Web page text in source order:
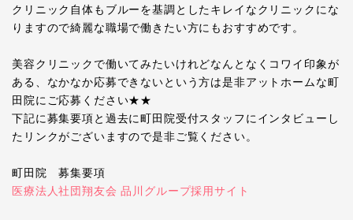
クリニック自体もブルーを基調としたキレイなクリニックにな
りますので綺麗な職場で働きたい方にもおすすめです。
美容クリニックで働いてみたいけれどなんとなくコワイ印象が
ある、なかなか応募できないという方は是非アットホームな町
田院にご応募ください★★
下記に募集要項と過去に町田院受付スタッフにインタビューし
たリンクがございますので是非ご覧ください。
町田院 募集要項
医療法人社団翔友会 品川グループ採用サイト